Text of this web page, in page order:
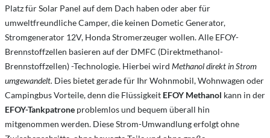
Platz für Solar Panel auf dem Dach haben oder aber für
umweltfreundliche Camper, die keinen Dometic Generator,
Stromgenerator 12V, Honda Stromerzeuger wollen. Alle EFOY-
Brennstoffzellen basieren auf der DMFC (Direktmethanol-
Brennstoffzellen) -Technologie. Hierbei wird Methanol direkt in Strom
umgewandelt. Dies bietet gerade für Ihr Wohnmobil, Wohnwagen oder
Campingbus Vorteile, denn die Flüssigkeit EFOY Methanol kann in der
EFOY-Tankpatrone problemlos und bequem überall hin
mitgenommen werden. Diese Strom-Umwandlung erfolgt ohne